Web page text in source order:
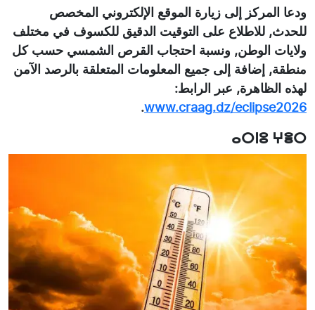
ودعا المركز إلى زيارة الموقع الإلكتروني المخصص
للحدث, للاطلاع على التوقيت الدقيق للكسوف في مختلف
ولايات الوطن, ونسبة احتجاب القرص الشمسي حسب كل
منطقة, إضافة إلى جميع المعلومات المتعلقة بالرصد الآمن
لهذه الظاهرة, عبر الرابط:
www.craag.dz/eclipse2026
.
ⴰⵔⵏⵓ ⵖⴻⵔ